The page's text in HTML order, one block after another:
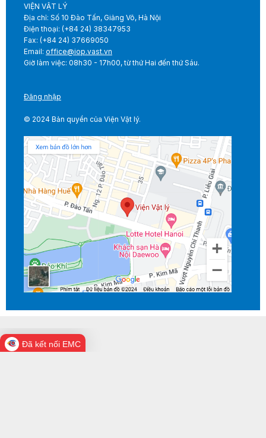
VIỆN VẬT LÝ
Địa chỉ: Số 10 Đào Tấn, Giảng Võ, Hà Nội
Điện thoại: (+84 24) 38347953
Fax: (+84 24) 37669050
Email: office@iop.vast.vn
Giờ làm việc: 08h30 - 17h00, từ thứ Hai đến thứ Sáu.
Đăng nhập
© 2024 Bản quyền của Viện Vật lý.
Đã kết nối EMC